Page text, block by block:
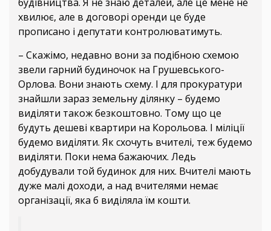
хвилює, але в договорі оренди це буде
прописано і депутати контролюватимуть.
– Скажімо, недавно вони за подібною схемою
звели гарний будиночок на Грушевського-
Орлова. Вони знають схему. І для прокуратури
знайшли зараз земельну ділянку – будемо
виділяти також безкоштовно. Тому що це
будуть дешеві квартири на Корольова. І міліції
будемо виділяти. Як схочуть вчителі, теж будемо
виділяти. Поки нема бажаючих. Ледь
добудували той будинок для них. Вчителі мають
дуже малі доходи, а над вчителями немає
організації, яка б виділяла їм кошти.